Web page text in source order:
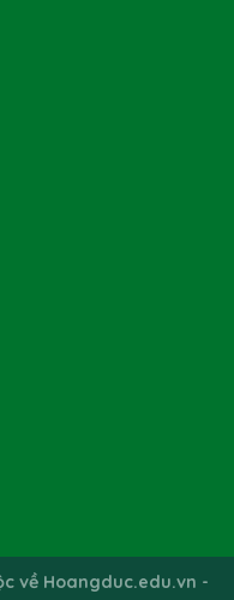
về Hoangduc.edu.vn -